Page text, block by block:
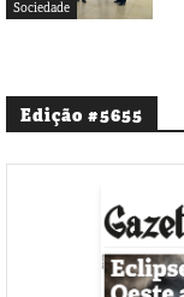
Sociedade
Edição #5655